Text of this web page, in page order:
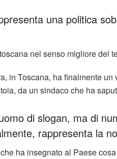
una politica
nel senso migliore del
in Toscana, ha finalmente
da un sindaco che ha
di slogan, ma di
rappresenta la
ha insegnato al Paese